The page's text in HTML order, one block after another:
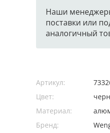
Наши
поставки или
аналогичный
Артикул:
Цвет:
Материал:
Бренд: